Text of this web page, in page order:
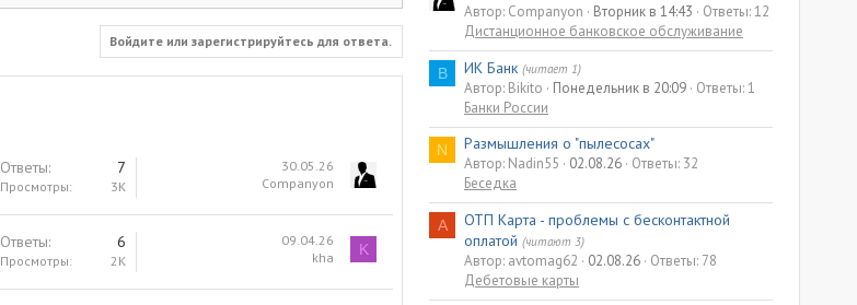
Войдите или зарегистрируйтесь для ответа.
Ответы 7
Просмотры 3K
30.05.26
Companyon
Ответы 6
Просмотры 2K
09.04.26
kha
K
Автор: Companyon Вторник в 14:43
Ответы: 12
Дистанционное банковское обслуживание
B ИК Банк (читает 1)
Автор: Bikito Понедельник в 20:09 Ответы: 1
Банки России
N Размышления о "пылесосах"
Автор: Nadin55 02.08.26 Ответы: 32
Беседка
A
ОТП Карта - проблемы с бесконтактной
оплатой (читают 3)
Автор: avtomag62 02.08.26 Ответы: 78
Дебетовые карты